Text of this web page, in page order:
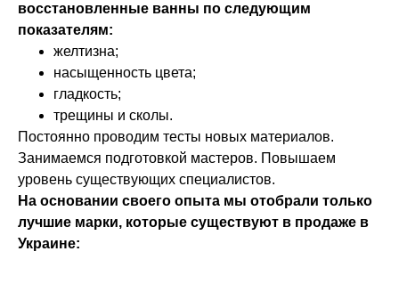
восстановленные ванны по следующим
показателям:
желтизна;
насыщенность цвета;
гладкость;
трещины и сколы.
Постоянно проводим тесты новых материалов.
Занимаемся подготовкой мастеров. Повышаем
уровень существующих специалистов.
На основании своего опыта мы отобрали только
лучшие марки, которые существуют в продаже в
Украине: